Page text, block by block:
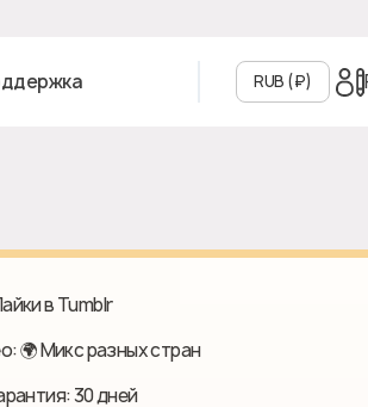
RUB (₽‎)
в Tumblr
🌍 Микс разных стран
30 дней